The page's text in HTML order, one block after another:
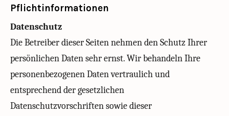
Pflichtinformationen
Datenschutz
Die Betreiber dieser Seiten nehmen den Schutz Ihrer
persönlichen Daten sehr ernst. Wir behandeln Ihre
personenbezogenen Daten vertraulich und
entsprechend der gesetzlichen
Datenschutzvorschriften sowie dieser